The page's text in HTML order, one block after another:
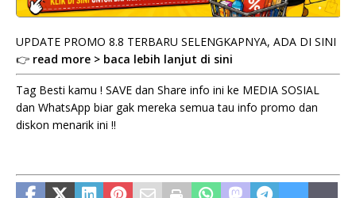
UPDATE PROMO 8.8 TERBARU SELENGKAPNYA, ADA DI SINI
👉 read more > baca lebih lanjut di sini
Tag Besti kamu ! SAVE dan Share info ini ke MEDIA SOSIAL
dan WhatsApp biar gak mereka semua tau info promo dan
diskon menarik ini !!